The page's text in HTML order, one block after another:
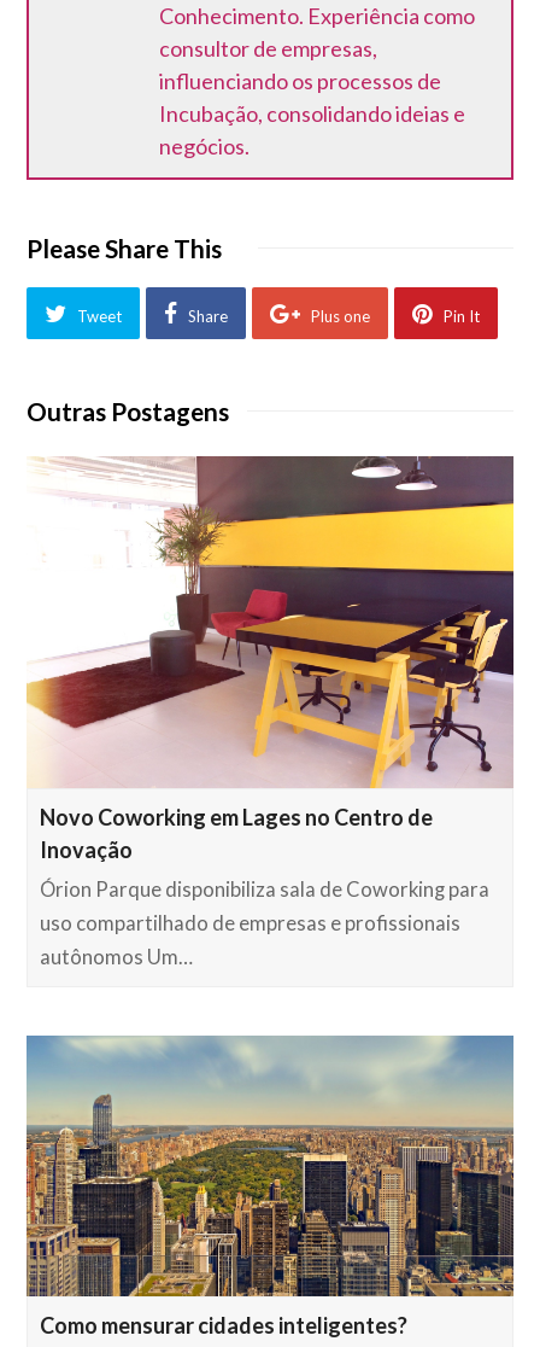
Conhecimento. Experiência como
consultor de empresas,
influenciando os processos de
Incubação, consolidando ideias e
negócios.
Please Share This
Tweet Share Plus one Pin It
Outras Postagens
Novo Coworking em Lages no Centro de
Inovação
Órion Parque disponibiliza sala de Coworking para
uso compartilhado de empresas e profissionais
autônomos Um…
Como mensurar cidades inteligentes?